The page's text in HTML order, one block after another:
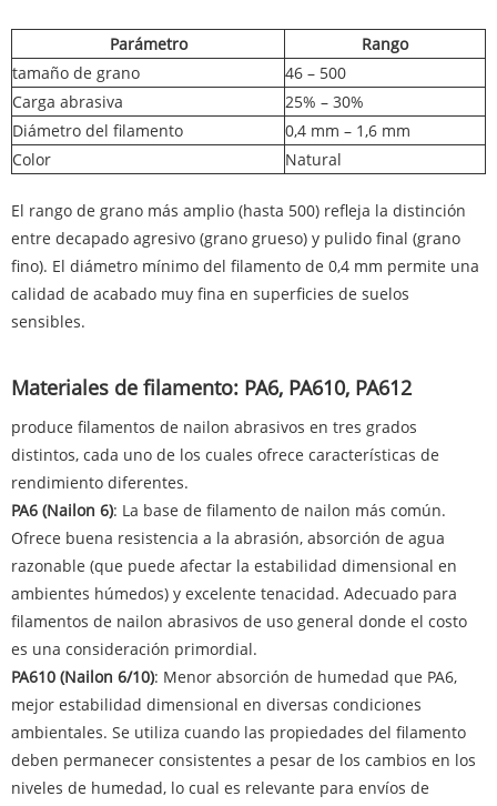
Parámetro
Rango
tamaño de grano
46 – 500
Carga abrasiva
25% – 30%
Diámetro del filamento
0,4 mm – 1,6 mm
Color
Natural
El rango de grano más amplio (hasta 500) refleja la distinción
entre decapado agresivo (grano grueso) y pulido final (grano
fino). El diámetro mínimo del filamento de 0,4 mm permite una
calidad de acabado muy fina en superficies de suelos
sensibles.
Materiales de filamento: PA6, PA610, PA612
produce filamentos de nailon abrasivos en tres grados
distintos, cada uno de los cuales ofrece características de
rendimiento diferentes.
PA6 (Nailon 6): La base de filamento de nailon más común.
Ofrece buena resistencia a la abrasión, absorción de agua
razonable (que puede afectar la estabilidad dimensional en
ambientes húmedos) y excelente tenacidad. Adecuado para
filamentos de nailon abrasivos de uso general donde el costo
es una consideración primordial.
PA610 (Nailon 6/10): Menor absorción de humedad que PA6,
mejor estabilidad dimensional en diversas condiciones
ambientales. Se utiliza cuando las propiedades del filamento
deben permanecer consistentes a pesar de los cambios en los
niveles de humedad, lo cual es relevante para envíos de